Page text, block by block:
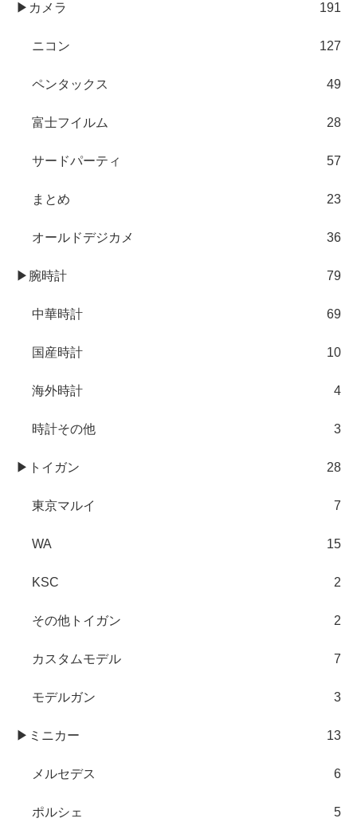
▶カメラ 191
ニコン 127
ペンタックス 49
富士フイルム 28
サードパーティ 57
まとめ 23
オールドデジカメ 36
▶腕時計 79
中華時計 69
国産時計 10
海外時計 4
時計その他 3
▶トイガン 28
東京マルイ 7
WA 15
KSC 2
その他トイガン 2
カスタムモデル 7
モデルガン 3
▶ミニカー 13
メルセデス 6
ポルシェ 5